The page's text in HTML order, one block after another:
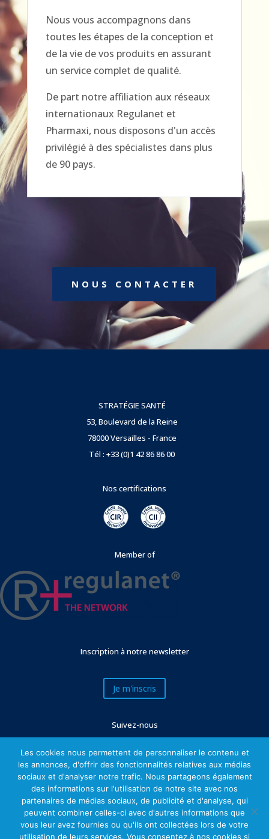
Nous vous accompagnons dans
toutes les étapes de la conception et
de la vie de vos produits en assurant
un service complet de qualité.
De part notre affiliation aux réseaux
internationaux Regulanet et
Pharmaxi, nous disposons d'un accès
privilégié à des spécialistes dans plus
de 90 pays.
NOUS CONTACTER
STRATÉGIE SANTÉ
53, Boulevard de la Reine
78000 Versailles - France
Tél : +33 (0)1 42 86 86 00
Nos certifications
Member of
Inscription à notre newsletter
Je m'inscris
Suivez-nous
Les cookies nous permettent de personnaliser le contenu et
les annonces, d'offrir des fonctionnalités relatives aux médias
sociaux et d'analyser notre trafic. Nous partageons également
des informations sur l'utilisation de notre site avec nos
partenaires de médias sociaux, de publicité et d'analyse, qui
peuvent combiner celles-ci avec d'autres informations que
vous leur avez fournies ou qu'ils ont collectées lors de votre
utilisation de leurs services. Vous consentez à nos cookies si